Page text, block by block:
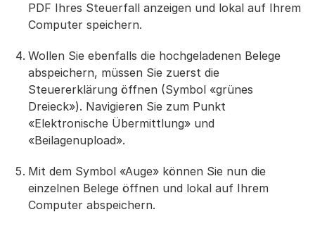
PDF Ihres Steuerfall anzeigen und lokal auf Ihrem
Computer speichern.
Wollen Sie ebenfalls die hochgeladenen Belege
abspeichern, müssen Sie zuerst die
Steuererklärung öffnen (Symbol «grünes
Dreieck»). Navigieren Sie zum Punkt
«Elektronische Übermittlung» und
«Beilagenupload».
Mit dem Symbol «Auge» können Sie nun die
einzelnen Belege öffnen und lokal auf Ihrem
Computer abspeichern.